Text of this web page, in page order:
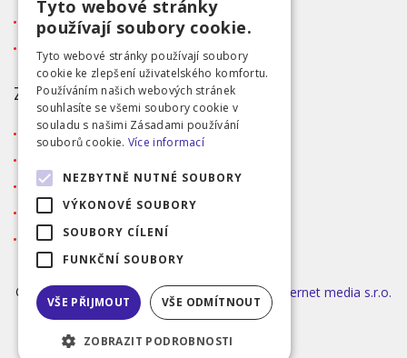
Tabulka velikostí
Ochrana osobních údajů GDPR
ZÁKAZNICKÝ SERVIS
Obchodní podmínky
Reklamace
Přihlášení
Registrace
©2026 MODA ČAPEK s.r.o. Made by
INIZIO Internet media s.r.o.
|
nastavení cookies
Tyto webové stránky
používají soubory cookie.
Tyto webové stránky používají soubory
cookie ke zlepšení uživatelského komfortu.
Používáním našich webových stránek
souhlasíte se všemi soubory cookie v
souladu s našimi Zásadami používání
souborů cookie. Více informací
NEZBYTNĚ NUTNÉ SOUBORY
VÝKONOVÉ SOUBORY
SOUBORY CÍLENÍ
FUNKČNÍ SOUBORY
VŠE PŘIJMOUT VŠE ODMÍTNOUT
ZOBRAZIT PODROBNOSTI